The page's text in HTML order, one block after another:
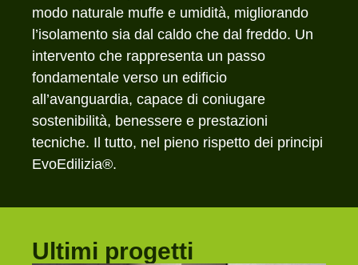
modo naturale muffe e umidità, migliorando
l’isolamento sia dal caldo che dal freddo. Un
intervento che rappresenta un passo
fondamentale verso un edificio
all’avanguardia, capace di coniugare
sostenibilità, benessere e prestazioni
tecniche. Il tutto, nel pieno rispetto dei principi
EvoEdilizia®.
Ultimi progetti